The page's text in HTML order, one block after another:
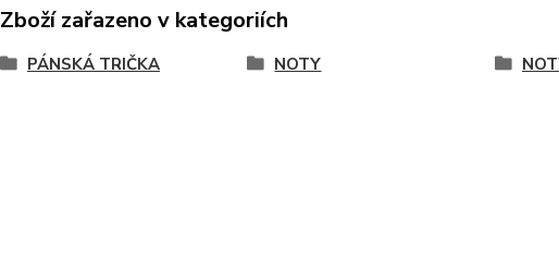
Zboží zařazeno v kategoriích
PÁNSKÁ TRIČKA NOTY